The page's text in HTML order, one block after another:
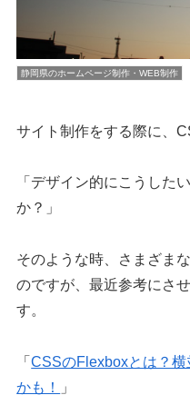
静岡県のホームページ制作・WEB制作
サイト制作をする際に、
「デザイン的にこうした
か？」
そのような時、さまざま
のですが、最近参考にさ
す。
「CSSのFlexboxとは？
かも！
」